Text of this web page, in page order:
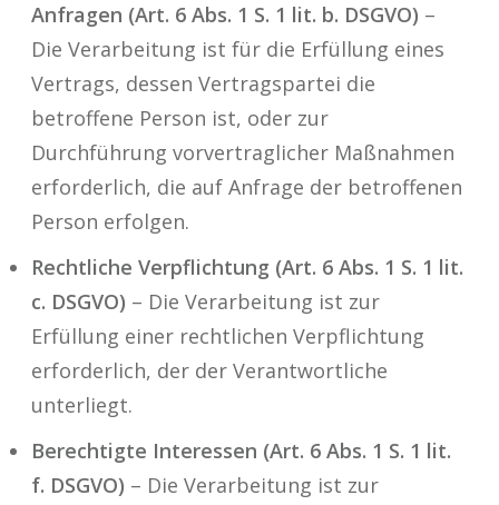
Anfragen (Art. 6 Abs. 1 S. 1 lit. b. DSGVO) –
Die Verarbeitung ist für die Erfüllung eines
Vertrags, dessen Vertragspartei die
betroffene Person ist, oder zur
Durchführung vorvertraglicher Maßnahmen
erforderlich, die auf Anfrage der betroffenen
Person erfolgen.
Rechtliche Verpflichtung (Art. 6 Abs. 1 S. 1 lit.
c. DSGVO) – Die Verarbeitung ist zur
Erfüllung einer rechtlichen Verpflichtung
erforderlich, der der Verantwortliche
unterliegt.
Berechtigte Interessen (Art. 6 Abs. 1 S. 1 lit.
f. DSGVO) – Die Verarbeitung ist zur